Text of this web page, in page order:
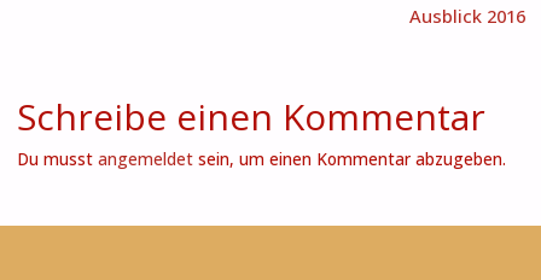
Ausblick 2016
Schreibe einen Kommentar
Du musst angemeldetsein, um einen Kommentar abzugeben.